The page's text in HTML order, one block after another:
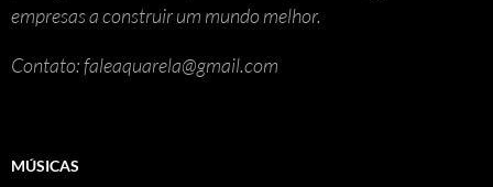
empresas a construir um mundo melhor.
Contato: faleaquarela@gmail.com
MÚSICAS